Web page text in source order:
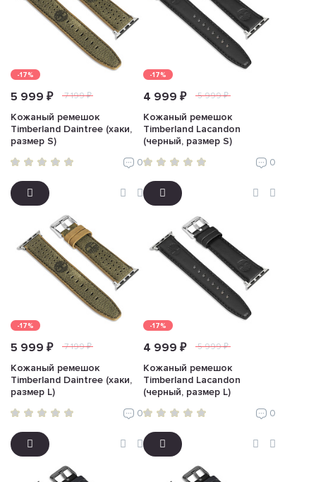
-17%
5 999 ₽ 7 199 ₽
Кожаный ремешок
Timberland Daintree (хаки,
размер S)
0
-17%
4 999 ₽ 5 999 ₽
Кожаный ремешок
Timberland Lacandon
(черный, размер S)
0
-17%
5 999 ₽ 7 199 ₽
Кожаный ремешок
Timberland Daintree (хаки,
размер L)
0
-17%
4 999 ₽ 5 999 ₽
Кожаный ремешок
Timberland Lacandon
(черный, размер L)
0